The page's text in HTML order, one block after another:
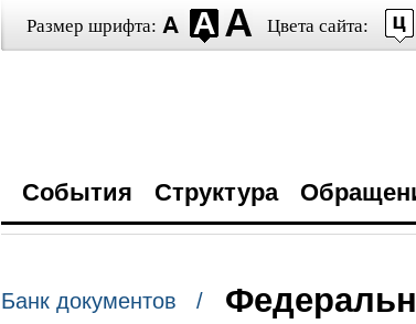
Размер шрифта: Цвета сайта:
События Структура
Банк документов /